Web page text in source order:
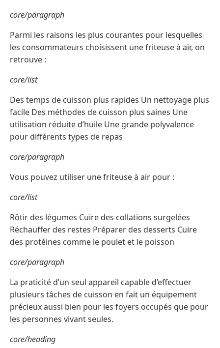
core/paragraph
Parmi les raisons les plus courantes pour lesquelles
les consommateurs choisissent une friteuse à air, on
retrouve :
core/list
Des temps de cuisson plus rapides Un nettoyage plus
facile Des méthodes de cuisson plus saines Une
utilisation réduite d’huile Une grande polyvalence
pour différents types de repas
core/paragraph
Vous pouvez utiliser une friteuse à air pour :
core/list
Rôtir des légumes Cuire des collations surgelées
Réchauffer des restes Préparer des desserts Cuire
des protéines comme le poulet et le poisson
core/paragraph
La praticité d’un seul appareil capable d’effectuer
plusieurs tâches de cuisson en fait un équipement
précieux aussi bien pour les foyers occupés que pour
les personnes vivant seules.
core/heading